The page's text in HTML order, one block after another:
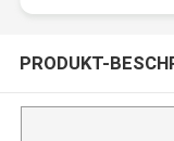
PRODUKT-